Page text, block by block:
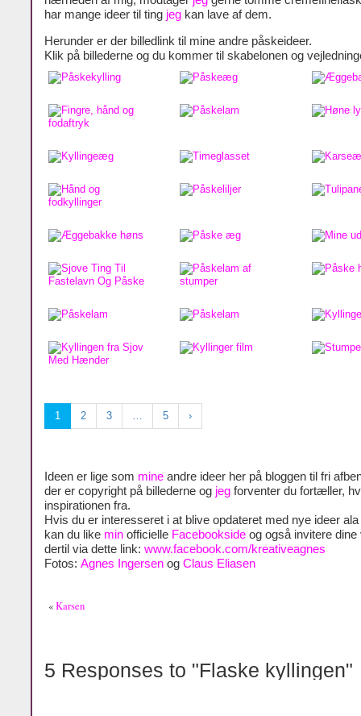
har mange ideer til ting jeg kan lave af dem.
Herunder er der billedlink til mine andre påskeideer.
Klik på billederne og du kommer til skabelonen og
1 2 3 … 5 ›
Ideen er lige som mine andre ideer her på bloggen til fri
der er copyright på billederne og jeg forventer du fortæller,
inspirationen fra.
Hvis du er interesseret i at blive opdateret med nye ideer
kan du like min officielle Facebookside og også invitere dine
dertil via dette link: www.facebook.com/kreativeagnes
Fotos: Agnes Ingersen og Claus Eliasen
«Karsen
5 Responses to "Flaske kyllingen"